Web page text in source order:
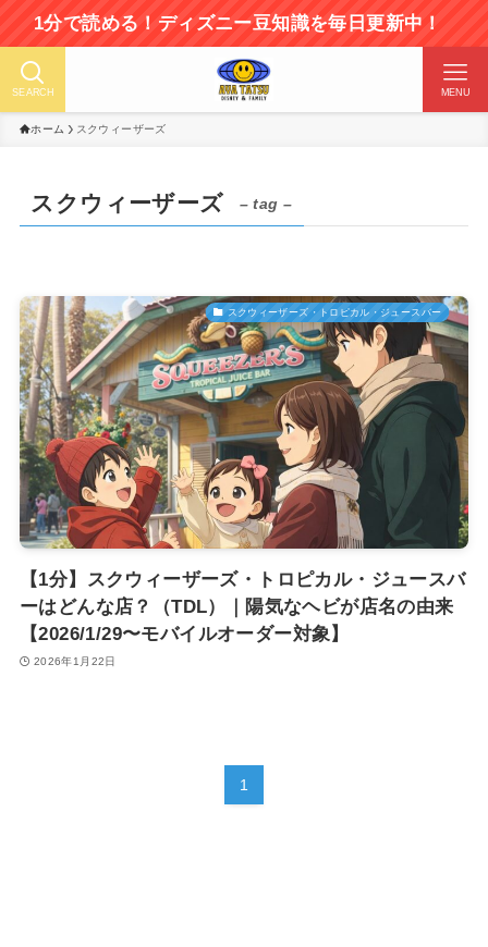
1分で読める！ディズニー豆知識を毎日更新中！
SEARCH MENU
ホーム スクウィーザーズ
スクウィーザーズ – tag –
スクウィーザーズ・トロピカル・ジュースバー
【1分】スクウィーザーズ・トロピカル・ジュースバ
ーはどんな店？（TDL）｜陽気なヘビが店名の由来
【2026/1/29〜モバイルオーダー対象】
2026年1月22日
1